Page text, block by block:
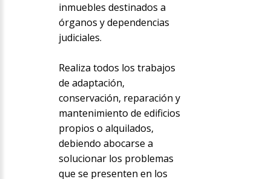
inmuebles destinados a
órganos y dependencias
judiciales.
Realiza todos los trabajos
de adaptación,
conservación, reparación y
mantenimiento de edificios
propios o alquilados,
debiendo abocarse a
solucionar los problemas
que se presenten en los